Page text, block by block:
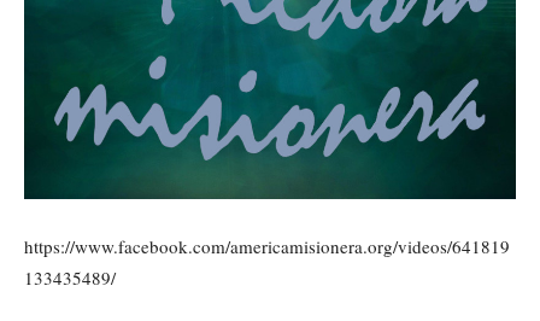
https://www.facebook.com/americamisionera.org/videos/641819
133435489/